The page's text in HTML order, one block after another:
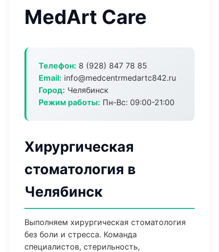
MedArt Care
Телефон: 8 (928) 847 78 85
Email: info@medcentrmedartc842.ru
Город: Челябинск
Режим работы: Пн-Вс: 09:00-21:00
Хирургическая
стоматология в
Челябинск
Выполняем хирургическая стоматология
без боли и стресса. Команда
специалистов, стерильность,